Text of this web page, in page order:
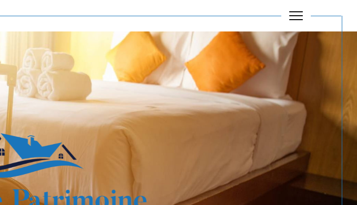
Filtrer
839annonces
Réinitialiser les filtres